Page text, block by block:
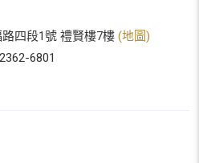
四段1號 禮賢樓7樓 (地圖)
6801